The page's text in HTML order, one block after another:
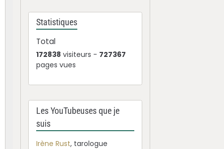
Statistiques
Total
172838 visiteurs - 727367
pages vues
Les YouTubeuses que je
suis
Irène Rust, tarologue